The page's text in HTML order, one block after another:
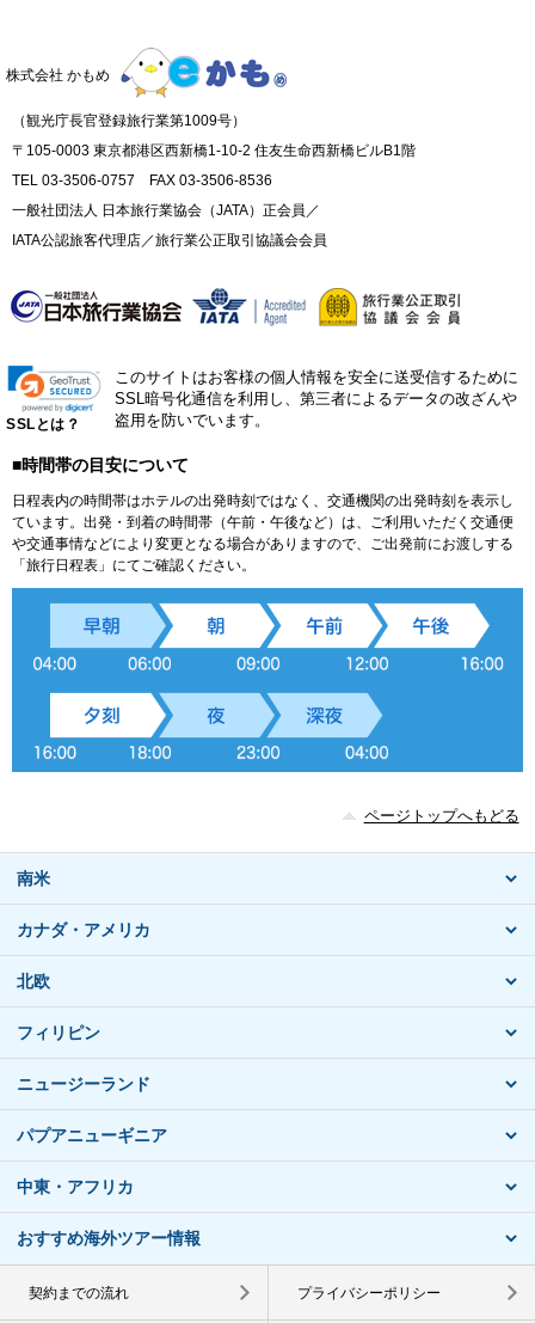
株式会社 かもめ
（観光庁長官登録旅行業第1009号）
〒105-0003 東京都港区西新橋1-10-2 住友生命西新橋ビルB1階
TEL 03-3506-0757 FAX 03-3506-8536
一般社団法人 日本旅行業協会（JATA）正会員／
IATA公認旅客代理店／旅行業公正取引協議会会員
SSLとは？
このサイトはお客様の個人情報を安全に送受信するために
SSL暗号化通信を利用し、第三者によるデータの改ざんや
盗用を防いでいます。
■時間帯の目安について
日程表内の時間帯はホテルの出発時刻ではなく、交通機関の出発時刻を表示し
ています。出発・到着の時間帯（午前・午後など）は、ご利用いただく交通便
や交通事情などにより変更となる場合がありますので、ご出発前にお渡しする
「旅行日程表」にてご確認ください。
ページトップへもどる
南米
カナダ・アメリカ
北欧
フィリピン
ニュージーランド
パプアニューギニア
中東・アフリカ
おすすめ海外ツアー情報
契約までの流れ プライバシーポリシー